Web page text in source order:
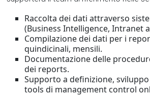
Raccolta dei dati attraverso
(Business Intelligence, Intranet
Compilazione dei dati per i
quindicinali, mensili.
Documentazione delle
dei reports.
Supporto a definizione,
tools di management control